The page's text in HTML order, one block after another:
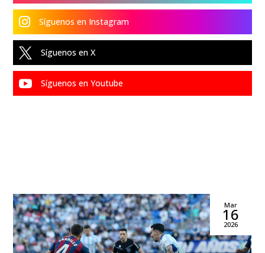
 Síguenos en Instagram
 Síguenos en X
 Síguenos en Youtube
Mar
16
2026